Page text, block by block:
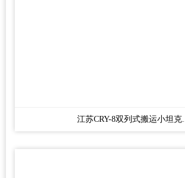
江苏CRY-8双列式搬运小坦克...